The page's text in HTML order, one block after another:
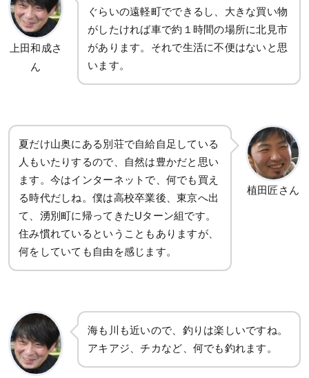
上田和成さ
ん
ぐらいの遠軽町でできるし、大きな買い物
がしたければ車で約１時間の場所に北見市
があります。それで生活に不便はないと思
います。
夏だけ山奥にある別荘で自給自足している
人もいたりするので、自然は豊かだと思い
ます。今はインターネットで、何でも買え
る時代だしね。僕は高校卒業後、東京へ出
て、湧別町に帰ってきたUターン組です。
住み慣れているということもありますが、
何をしていても自由を感じます。
植田匠さん
海も川も近いので、釣りは楽しいですね。
アキアジ、チカなど、何でも釣れます。